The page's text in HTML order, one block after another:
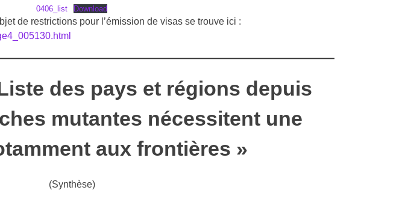
0406_list Download
de restrictions pour l’émission de visas se trouve ici :
des pays et régions depuis
mutantes nécessitent une
aux frontières »
(Synthèse)